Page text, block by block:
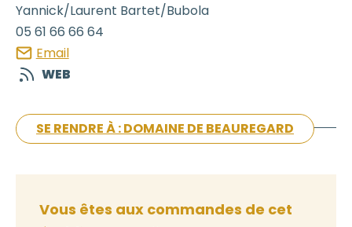
Yannick/Laurent Bartet/Bubola
05 61 66 66 64
Email
WEB
SE RENDRE À : DOMAINE DE BEAUREGARD
Vous êtes aux commandes de cet